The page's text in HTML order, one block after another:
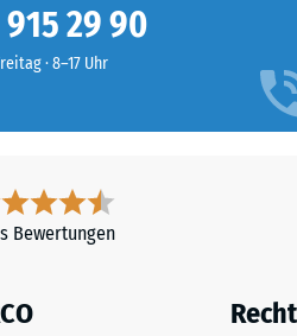
aus PU-gebundenem
sind wartungsfrei und
entfernen. Einzelne Platten
-
915 29 90
· 8–17 Uhr
Bewertungen